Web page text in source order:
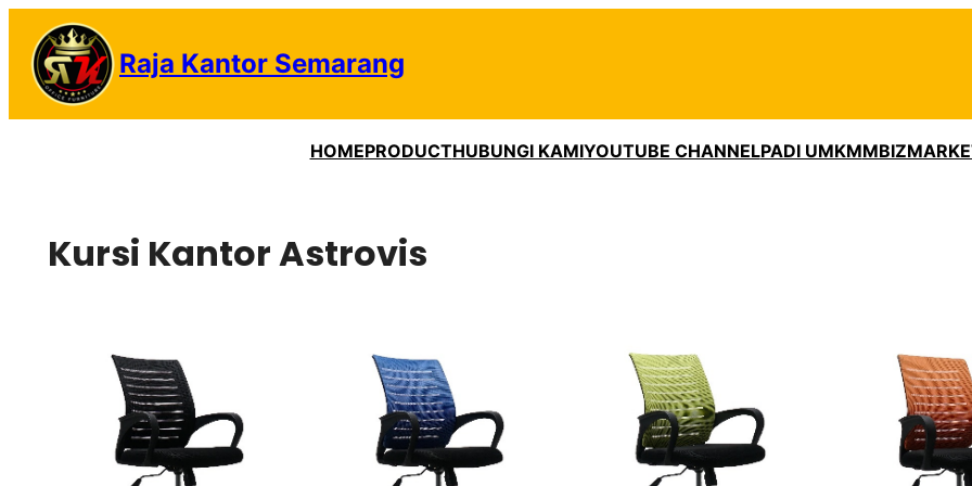
Lewati
konten
Raja Kantor Semarang
HOMEPRODUCTHUBUNGI KAMIYOUTUBE CHANNELPADI UMKM
Kursi Kantor Astrovis